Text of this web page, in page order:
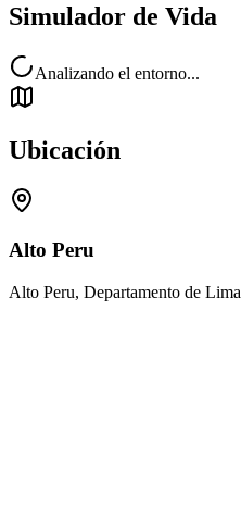
Simulador de Vida
Analizando el entorno...
Ubicación
Alto Peru
Alto Peru, Departamento de Lima